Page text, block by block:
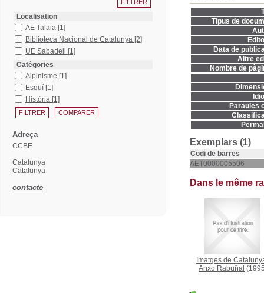
Tipus de
Data de
Altre
Nombre de
Paraules
Exemplars (1)
Codi de barres
AET0000005506
Dans le même
Imatges de
Anxo Rabuñal
Localisation
AE Talaia [1]
Biblioteca Nacional de Catalunya [2]
UE Sabadell
[1]
Catégories
Alpinisme [1]
Esquí [1]
Història [1]
Adreça
CCBE
Catalunya
Catalunya
contacte